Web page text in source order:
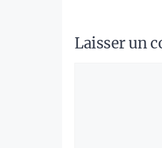
Laisser un